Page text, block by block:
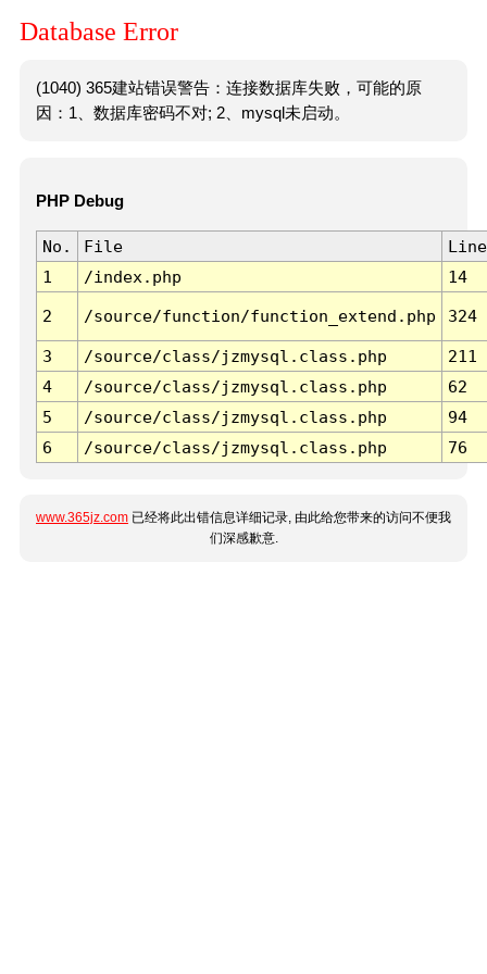
Database Error
(1040) 365建站错误警告：连接数据库失败，可能的原
因：1、数据库密码不对; 2、mysql未启动。
PHP Debug
No. File
Line
1
/index.php 14
2 /source/function/function_extend.php 324
3 /source/class/jzmysql.class.php
211
4
/source/class/jzmysql.class.php
62
5
/source/class/jzmysql.class.php
94
6
/source/class/jzmysql.class.php 76
www.365jz.com 已经将此出错信息详细记录, 由此给您带来的访问不便我
们深感歉意.